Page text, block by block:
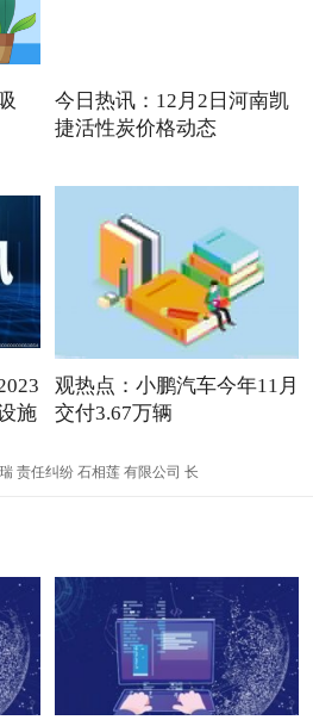
今日热讯：12月2日河南凯
捷活性炭价格动态
施
观热点：小鹏汽车今年11月
交付3.67万辆
责任纠纷 石相莲 有限公司 长